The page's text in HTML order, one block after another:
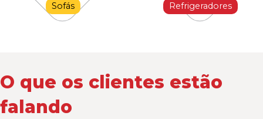
Sofás Refrigeradores
O que os clientes estão
falando